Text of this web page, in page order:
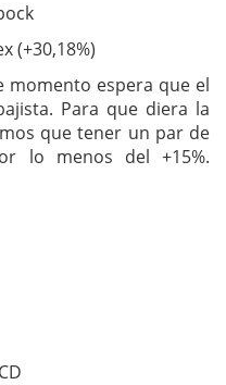
(+30,18%)
momento espera que el
Para que diera la
que tener un par de
lo menos del +15%.